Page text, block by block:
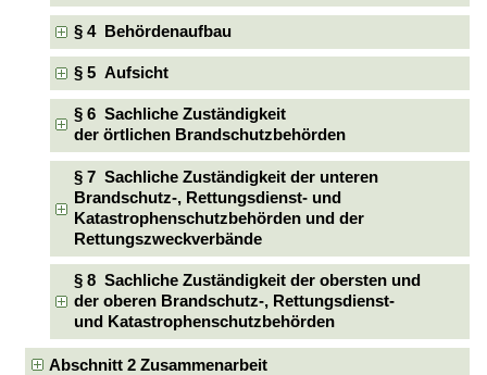
§ 4 Behördenaufbau
§ 5 Aufsicht
§ 6 Sachliche Zuständigkeit
der örtlichen Brandschutzbehörden
§ 7 Sachliche Zuständigkeit der unteren
Brandschutz-, Rettungsdienst- und
Katastrophenschutzbehörden und der
Rettungszweckverbände
§ 8 Sachliche Zuständigkeit der obersten und
der oberen Brandschutz-, Rettungsdienst-
und Katastrophenschutzbehörden
Abschnitt 2 Zusammenarbeit